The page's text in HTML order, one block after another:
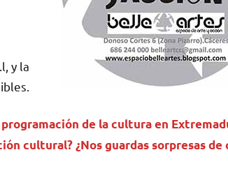
y la
de la cultura en
cultural? ¿Nos guardas sorpresas de